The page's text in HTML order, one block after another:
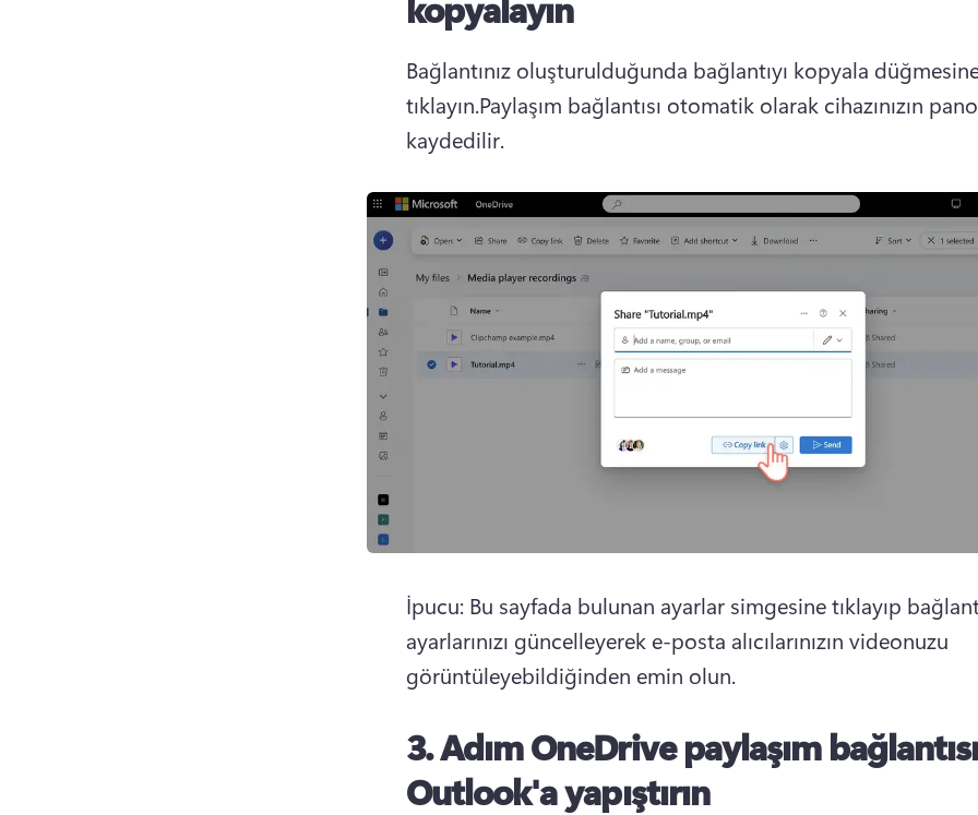
Bağlantınız oluşturulduğunda bağlantıyı kopyala
tıklayın.Paylaşım bağlantısı otomatik olarak cihazınızın
kaydedilir.
İpucu: Bu sayfada bulunan ayarlar simgesine tıklayıp
ayarlarınızı güncelleyerek e-posta alıcılarınızın videonuzu
görüntüleyebildiğinden emin olun.
3. AdımOneDrive paylaşım
Outlook'a yapıştırın